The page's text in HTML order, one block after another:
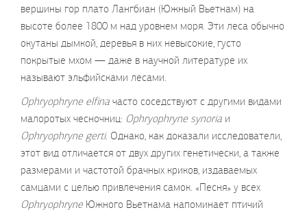
вершины гор плато Лангбиан (Южный Вьетнам) на
высоте более 1800 м над уровнем моря. Эти леса обычно
окутаны дымкой, деревья в них невысокие, густо
покрытые мхом — даже в научной литературе их
называют эльфийсками лесами.
Ophryophryne elfina часто соседствуют с другими видами
малоротых чесночниц: Ophryophryne synoria и
Ophryophryne gerti. Однако, как доказали исследователи,
этот вид отличается от двух других генетически, а также
размерами и частотой брачных криков, издаваемых
самцами с целью привлечения самок. «Песня» у всех
Ophryophryne Южного Вьетнама напоминает птичий